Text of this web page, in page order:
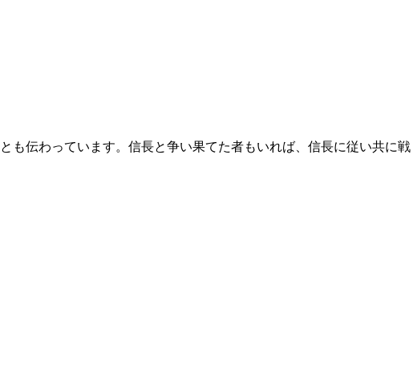
伝わっています。信長と争い果てた者もいれば、信長に従い共に戦